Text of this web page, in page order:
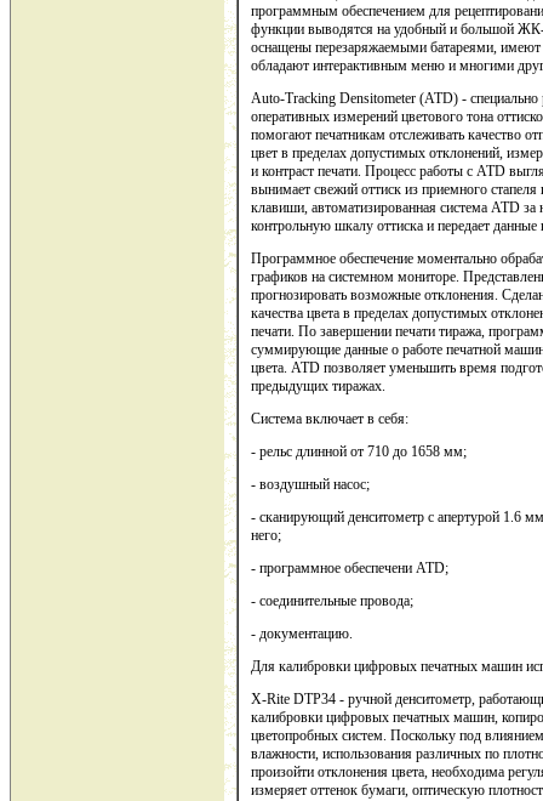
программным обеспечением для
функции выводятся на удобный и большой
оснащены перезаряжаемыми батареями,
обладают интерактивным меню и многими
Auto-Tracking Densitometer (ATD) - специально
оперативных измерений цветового тона
помогают печатникам отслеживать качество
цвет в пределах допустимых отклонений,
и контраст печати. Процесс работы с ATD
вынимает свежий оттиск из приемного
клавиши, автоматизированная система ATD за
контрольную шкалу оттиска и передает
Программное обеспечение моментально
графиков на системном мониторе.
прогнозировать возможные отклонения.
качества цвета в пределах допустимых
печати. По завершении печати тиража,
суммирующие данные о работе печатной
цвета. ATD позволяет уменьшить время
предыдущих тиражах.
Система включает в себя:
- рельс длинной от 710 до 1658 мм;
- воздушный насос;
- сканирующий денситометр с апертурой 1.6
него;
- программное обеспечени ATD;
- соединительные провода;
- документацию.
Для калибровки цифровых печатных машин
X-Rite DTP34 - ручной денситометр,
калибровки цифровых печатных машин,
цветопробных систем. Поскольку под
влажности, использования различных по
произойти отклонения цвета, необходима
измеряет оттенок бумаги, оптическую